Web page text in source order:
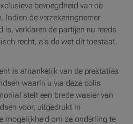
bevoegdheid van de
Indien de verzekeringnemer
is, verklaren de partijen nu reeds
recht, als de wet dit toestaat.
is afhankelijk van de prestaties
waarin u via deze polis
stelt een brede waaier van
voor, uitgedrukt in
mogelijkheid om ze onderling te